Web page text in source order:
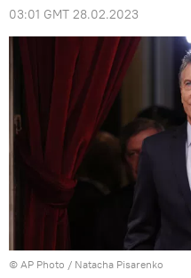
03:01 GMT 28.02.2023
© AP Photo / Natacha Pisarenko